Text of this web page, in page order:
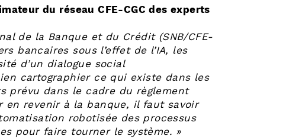
du réseau CFE-CGC des experts
de la Banque et du Crédit (SNB/CFE-
bancaires sous l’effet de l’IA, les
d’un dialogue social
cartographier ce qui existe dans les
prévu dans le cadre du règlement
en revenir à la banque, il faut savoir
robotisée des processus
pour faire tourner le système. »